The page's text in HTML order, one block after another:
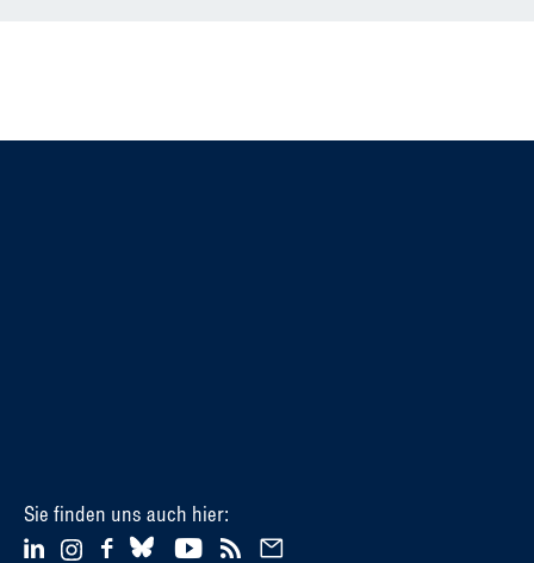
Sie finden uns auch hier: